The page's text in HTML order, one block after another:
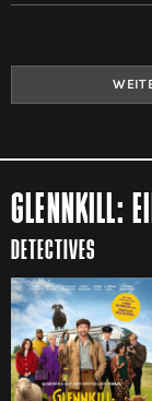
GLENNKILL:
DETECTIVES